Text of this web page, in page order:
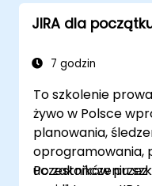
przepływów
generowanie
schematami
Generować i
JIRA dla
7 godzin
To szkolenie
żywo w Polsce
planowania,
oprogramowania,
uczestników
Po zakończeniu